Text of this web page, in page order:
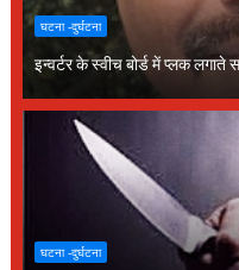
घटना -दुर्घटना
इन्वर्टर के स्वीच बोर्ड में प्लक लगाते
घटना -दुर्घटना